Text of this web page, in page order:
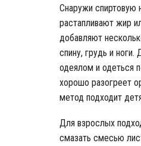
Снаружи спиртовую
растапливают жир
добавляют
спину, грудь и
одеялом и одеться
хорошо разогреет
метод подходит
Для взрослых
смазать смесью